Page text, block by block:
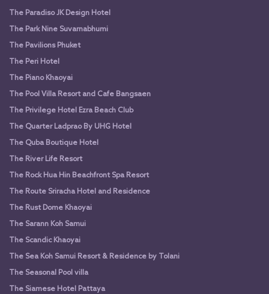
The Paradiso JK Design Hotel
The Park Nine Suvarnabhumi
The Pavilions Phuket
The Peri Hotel
The Piano Khaoyai
The Pool Villa Resort and Cafe Bangsaen
The Privilege Hotel Ezra Beach Club
The Quarter Ladprao By UHG Hotel
The Quba Boutique Hotel
The River Life Resort
The Rock Hua Hin Beachfront Spa Resort
The Route Sriracha Hotel and Residence
The Rust Dome Khaoyai
The Sarann Koh Samui
The Scandic Khaoyai
The Sea Koh Samui Resort & Residence by Tolani
The Seasonal Pool villa
The Siamese Hotel Pattaya